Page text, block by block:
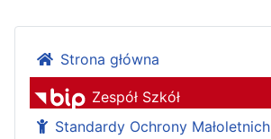
Strona główna
Zespół Szkół
Standardy Ochrony Małoletnich